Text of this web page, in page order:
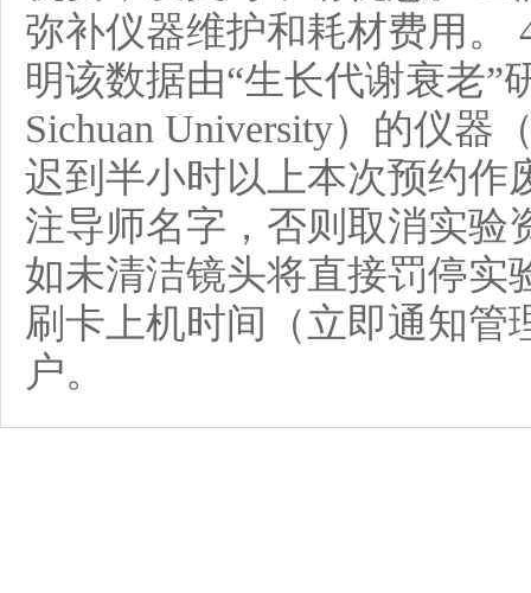
弥补仪器维护和耗材费用。
明该数据由“生长代谢衰老”
Sichuan University）的仪器
迟到半小时以上本次预约作
注导师名字，否则取消实验
如未清洁镜头将直接罚停实
刷卡上机时间（立即通知管
户。